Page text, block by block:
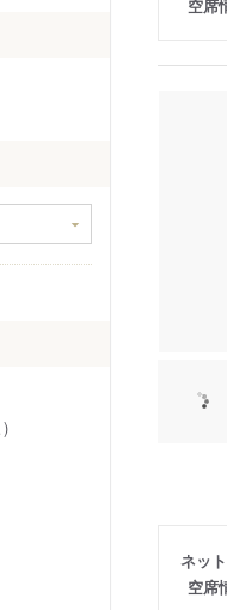
空席
ネッ
空席